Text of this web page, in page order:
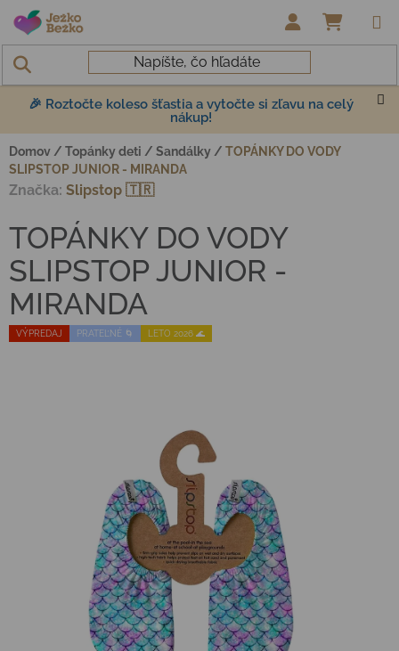
Prejsť na obsah
🎉 Roztočte koleso šťastia a vytočte si zľavu na celý
nákup!
Domov / Topánky deti / Sandálky / TOPÁNKY DO VODY
SLIPSTOP JUNIOR - MIRANDA
VÝPREDAJ PRATEĽNÉ 🌀 LETO 2026 🌊
TOPÁNKY DO VODY
SLIPSTOP JUNIOR -
MIRANDA
Značka: Slipstop 🇹🇷